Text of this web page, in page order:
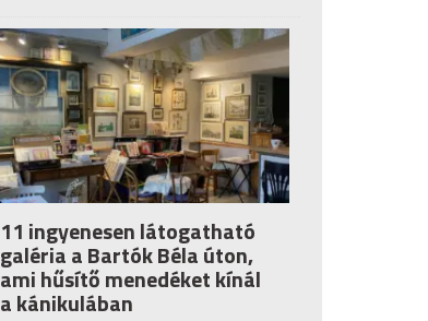
11 ingyenesen látogatható
galéria a Bartók Béla úton,
ami hűsítő menedéket kínál
a kánikulában